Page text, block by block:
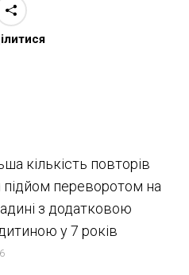
кількість повторів
підйом переворотом на
з додатковою
у 7 років